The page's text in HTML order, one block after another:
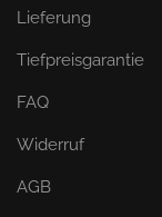
dein
sich ohne
Lieferung
Tiefpreisgarantie
FAQ
Widerruf
AGB